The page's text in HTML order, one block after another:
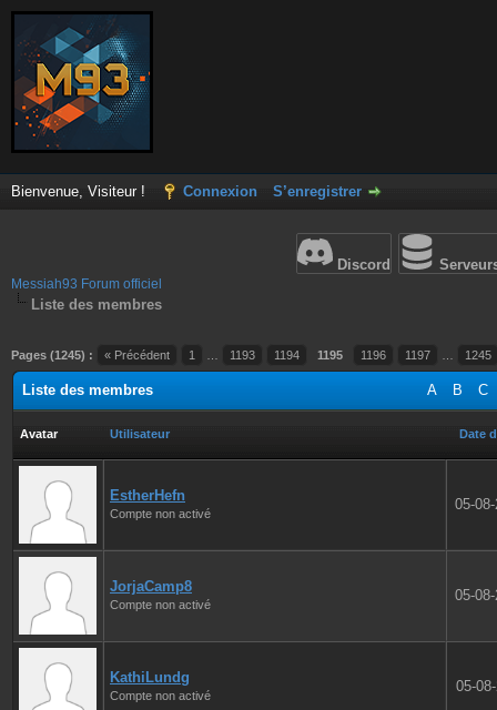
Bienvenue, Visiteur ! Connexion S’enregistrer
Discord
Messiah93 Forum officiel
Liste des membres
Pages (1245) : « Précédent 1 1193 1194 1195 1196 1197 1245
A B C
Liste des membres
Avatar Utilisateur Date
EstherHefn
Compte non activé
05-
JorjaCamp8
Compte non activé
05-
KathiLundg
Compte non activé
05-